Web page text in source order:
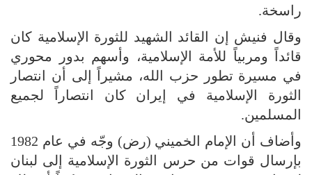
راسخة.
وقال فنيش إن القائد الشهيد للثورة الإسلامية كان
قائداً ومربياً للأمة الإسلامية، وأسهم بدور محوري
في مسيرة تطور حزب الله، مشيراً إلى أن انتصار
الثورة الإسلامية في إيران كان انتصاراً لجميع
المسلمين.
وأضاف أن الإمام الخميني (رض) وجّه في عام 1982
بإرسال قوات من حرس الثورة الإسلامية إلى لبنان